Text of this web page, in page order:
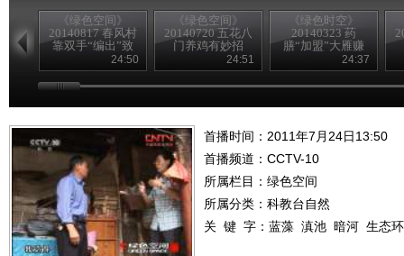
《绿色空间》
20140817 春风村
靠双手“编出”致
24:50
《绿色空间》
20140720 五花八
门养鸡有妙招
24:51
《绿色时空》
20140323 药
膳“加盟”大雁赚
得意外财富24:37
首播时间：2011年7月24日13:50
首播频道： CCTV-10
所属栏目： 绿色空间
所属分类：科教台自然
关 键 字： 蓝藻 滇池 暗河 生态